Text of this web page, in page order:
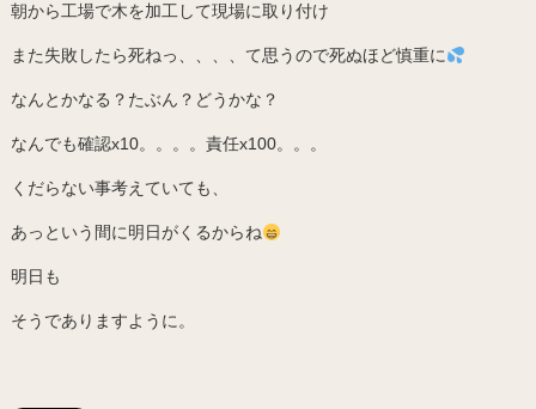
朝から工場で木を加工して現場に取り付け
また失敗したら死ねっ、、、、て思うので死ぬほど慎重に
なんとかなる？たぶん？どうかな？
なんでも確認x10。。。。責任x100。。。
くだらない事考えていても、
あっという間に明日がくるからね
明日も
そうでありますように。